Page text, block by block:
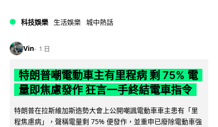
科技娛樂 生活娛樂 城中熱話
Vin 1 日
特朗普嘲電動車主有里程病 剩 75% 電
量即焦慮發作 狂言一手終結電車指令
特朗普在拉斯維加斯造勢大會上公開嘲諷電動車車主患有「里
程焦慮病」，聲稱電量剩 75% 便發作，並重申已廢除電動車強